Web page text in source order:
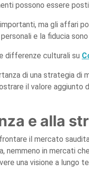
possono essere
ma gli affari
e la fiducia
differenze culturali su
di una strategia di
il valore
e alla
il mercato
nemmeno in mercati
una visione a lungo